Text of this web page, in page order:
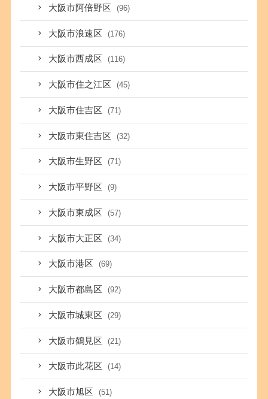
大阪市阿倍野区 (96)
大阪市浪速区 (176)
大阪市西成区 (116)
大阪市住之江区 (45)
大阪市住吉区 (71)
大阪市東住吉区 (32)
大阪市生野区 (71)
大阪市平野区 (9)
大阪市東成区 (57)
大阪市大正区 (34)
大阪市港区 (69)
大阪市都島区 (92)
大阪市城東区 (29)
大阪市鶴見区 (21)
大阪市此花区 (14)
大阪市旭区 (51)